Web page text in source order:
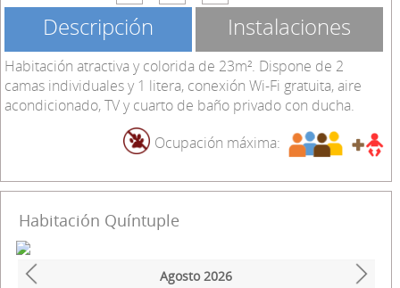
Descripción Instalaciones
Habitación atractiva y colorida de 23m². Dispone de 2
camas individuales y 1 litera, conexión Wi-Fi gratuita, aire
acondicionado, TV y cuarto de baño privado con ducha.
Ocupación máxima:
Habitación Quíntuple
Agosto 2026